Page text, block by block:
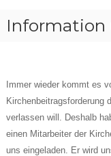
Information
Immer wieder kommt es
Kirchenbeitragsforderung
verlassen will. Deshalb
einen Mitarbeiter der
uns eingeladen. Er wird